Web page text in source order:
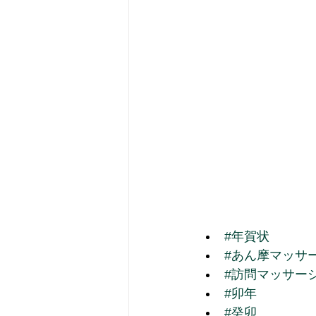
#年賀状
#あん摩マッサ
#訪問マッサー
#卯年
#癸卯